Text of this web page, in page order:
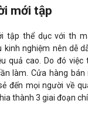
mới tập
tập thể dục với th
kinh nghiệm nên dễ
quả cao. Do đó việc
làm. Cửa hàng
đến mọi người về
thành 3 giai đoạn